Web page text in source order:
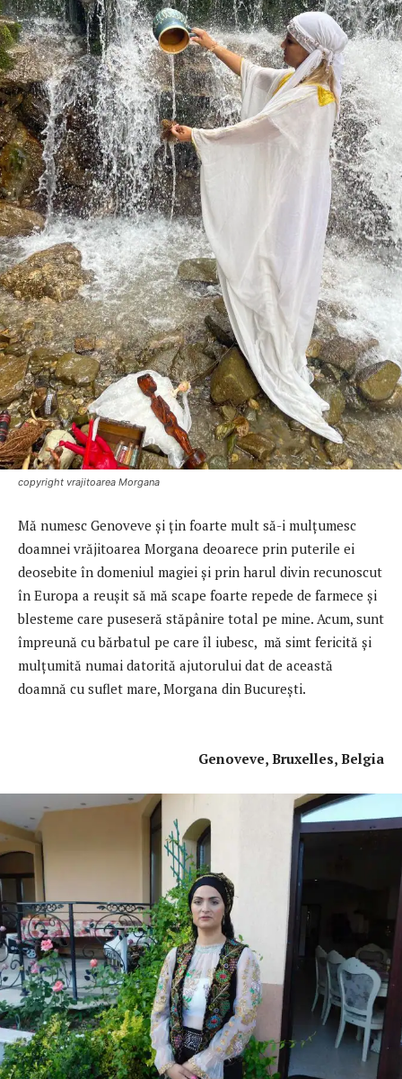
copyright vrajitoarea Morgana
Mă numesc Genoveve şi ţin foarte mult să-i mulţumesc
doamnei vrăjitoarea Morgana deoarece prin puterile ei
deosebite în domeniul magiei şi prin harul divin recunoscut
în Europa a reuşit să mă scape foarte repede de farmece şi
blesteme care puseseră stăpânire total pe mine. Acum, sunt
împreună cu bărbatul pe care îl iubesc, mă simt fericită şi
mulţumită numai datorită ajutorului dat de această
doamnă cu suflet mare, Morgana din București.
Genoveve, Bruxelles, Belgia